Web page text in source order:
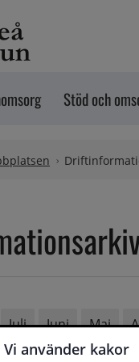
Vi använder kakor
Stöd och
Juli Juni Maj